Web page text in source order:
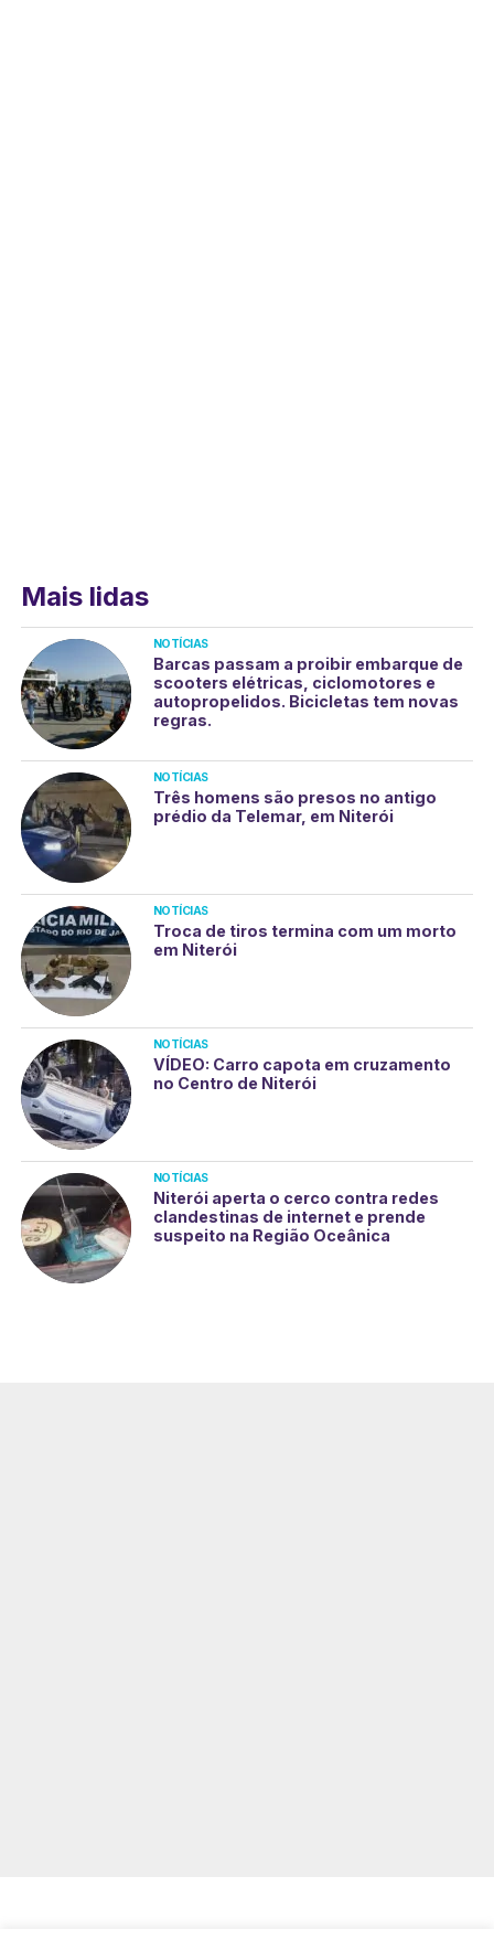
Mais lidas
NOTÍCIAS
Barcas passam a proibir embarque de
scooters elétricas, ciclomotores e
autopropelidos. Bicicletas tem novas
regras.
NOTÍCIAS
Três homens são presos no antigo
prédio da Telemar, em Niterói
NOTÍCIAS
Troca de tiros termina com um morto
em Niterói
NOTÍCIAS
VÍDEO: Carro capota em cruzamento
no Centro de Niterói
NOTÍCIAS
Niterói aperta o cerco contra redes
clandestinas de internet e prende
suspeito na Região Oceânica